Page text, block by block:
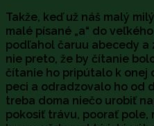
Takže, keď už náš malý
malé písané „a“ do
podľahol čaruu abecedy
nie preto, že by čítanie
čítanie ho pripútalo k onej
peci a odradzovalo ho od
treba doma niečo urobiť
pokosiť trávu, poorať pole,